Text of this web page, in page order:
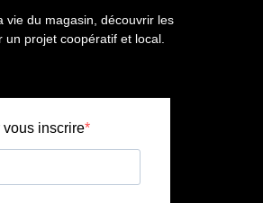
vie du magasin, découvrir les
projet coopératif et local.